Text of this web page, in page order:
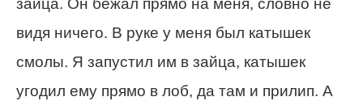
зайца. Он бежал прямо на меня, словно не
видя ничего. В руке у меня был катышек
смолы. Я запустил им в зайца, катышек
угодил ему прямо в лоб, да там и прилип. А